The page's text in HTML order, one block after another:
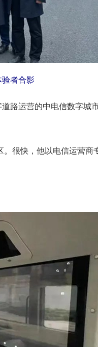
者合影
路运营的中电信数字城
很快，他以电信运营商